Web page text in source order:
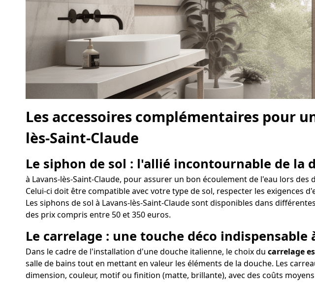
Les accessoires complémentaires pour
lès-Saint-Claude
Le siphon de sol : l'allié incontournable de la
à Lavans-lès-Saint-Claude, pour assurer un bon écoulement de l'eau lors
Celui-ci doit être compatible avec votre type de sol, respecter les
Les siphons de sol à Lavans-lès-Saint-Claude sont disponibles dans
des prix compris entre 50 et 350 euros.
Le carrelage : une touche déco indispensable
Dans le cadre de l'installation d'une douche italienne, le choix du carrelage
salle de bains tout en mettant en valeur les éléments de la douche. Les
dimension, couleur, motif ou finition (matte, brillante), avec des coûts moyens